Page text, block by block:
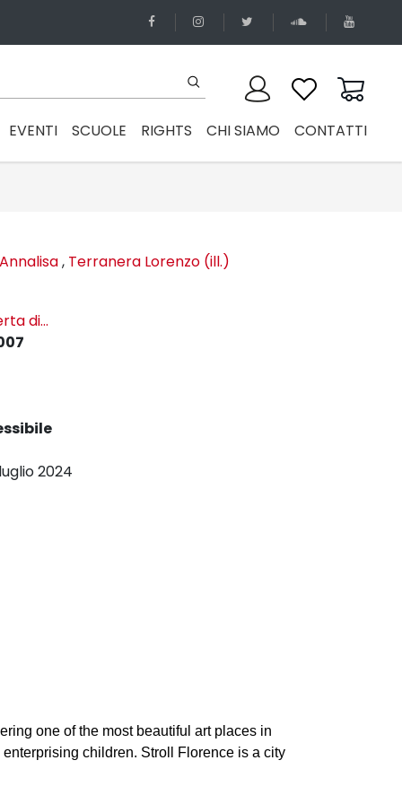
EVENTI SCUOLE RIGHTS CHI SIAMO CONTATTI
, Terranera Lorenzo (ill.)
di...
2024
one of the most beautiful art places in
children. Stroll Florence is a city